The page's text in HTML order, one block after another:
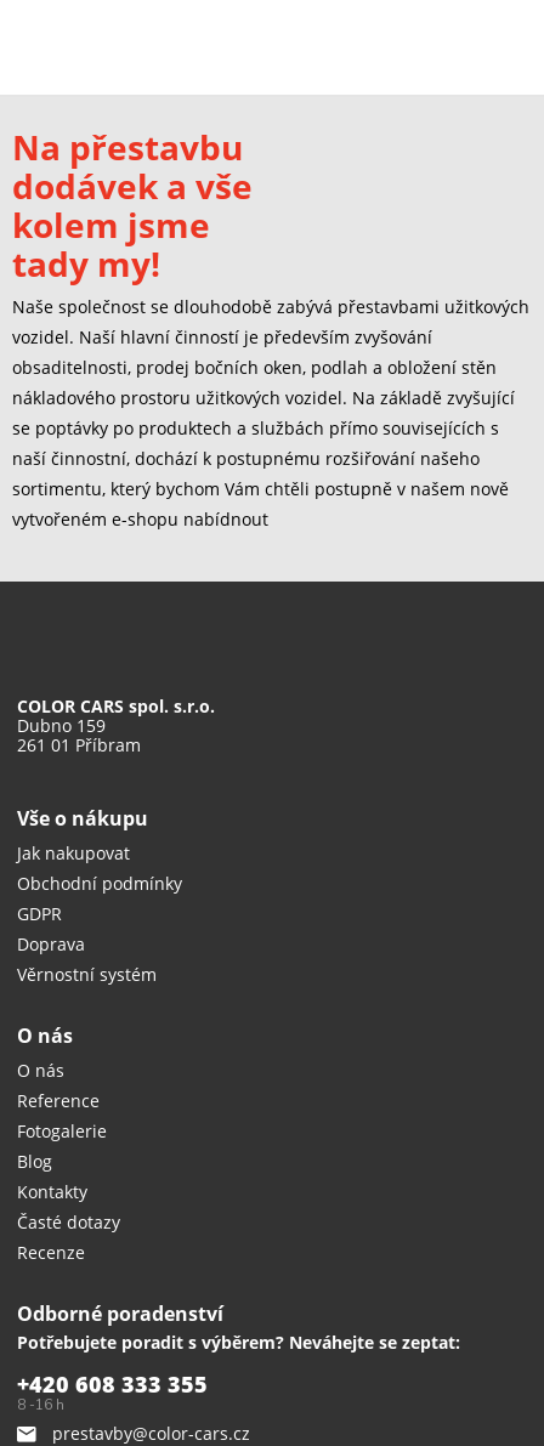
Na přestavbu
dodávek a vše
kolem jsme
tady my!
Naše společnost se dlouhodobě zabývá přestavbami užitkových
vozidel. Naší hlavní činností je především zvyšování
obsaditelnosti, prodej bočních oken, podlah a obložení stěn
nákladového prostoru užitkových vozidel. Na základě zvyšující
se poptávky po produktech a službách přímo souvisejících s
naší činnostní, dochází k postupnému rozšiřování našeho
sortimentu, který bychom Vám chtěli postupně v našem nově
vytvořeném e-shopu nabídnout
COLOR CARS spol. s.r.o.
Dubno 159
261 01 Příbram
Vše o nákupu
Jak nakupovat
Obchodní podmínky
GDPR
Doprava
Věrnostní systém
O nás
O nás
Reference
Fotogalerie
Blog
Kontakty
Časté dotazy
Recenze
Odborné poradenství
Potřebujete poradit s výběrem? Neváhejte se zeptat:
+420 608 333 355
8 -16 h
prestavby@color-cars.cz